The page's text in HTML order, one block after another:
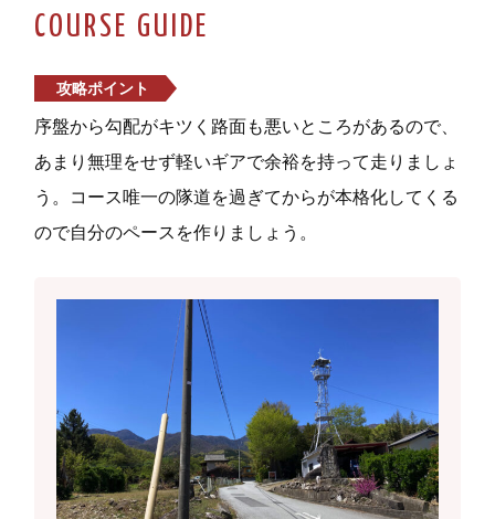
COURSE GUIDE
攻略ポイント
序盤から勾配がキツく路面も悪いところがあるので、
あまり無理をせず軽いギアで余裕を持って走りましょ
う。コース唯一の隊道を過ぎてからが本格化してくる
ので自分のペースを作りましょう。